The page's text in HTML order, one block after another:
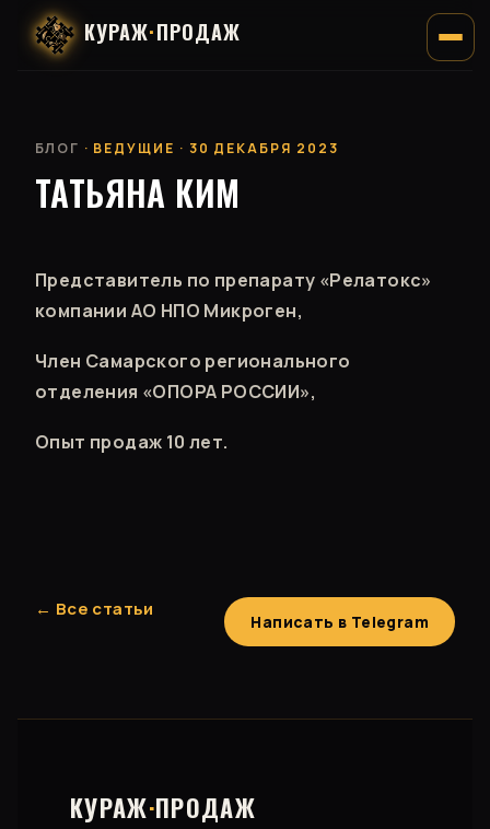
КУРАЖ·ПРОДАЖ
БЛОГ · ВЕДУЩИЕ · 30 ДЕКАБРЯ 2023
ТАТЬЯНА КИМ
Представитель по препарату «Релатокс»
компании АО НПО Микроген,
Член Самарского регионального
отделения «ОПОРА РОССИИ»,
Опыт продаж 10 лет.
← Все статьи
Написать в Telegram
КУРАЖ·ПРОДАЖ